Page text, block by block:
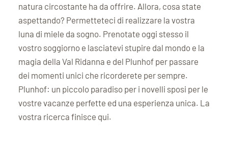
natura circostante ha da offrire. Allora, cosa state
aspettando? Permetteteci di realizzare la vostra
luna di miele da sogno. Prenotate oggi stesso il
vostro soggiorno e lasciatevi stupire dal mondo e la
magia della Val Ridanna e del Plunhof per passare
dei momenti unici che ricorderete per sempre.
Plunhof: un piccolo paradiso per i novelli sposi per le
vostre vacanze perfette ed una esperienza unica. La
vostra ricerca finisce qui.